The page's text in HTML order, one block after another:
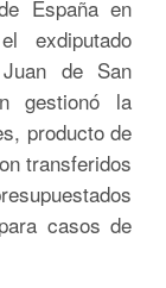
España en
exdiputado
de San
gestionó la
producto de
transferidos
casos de